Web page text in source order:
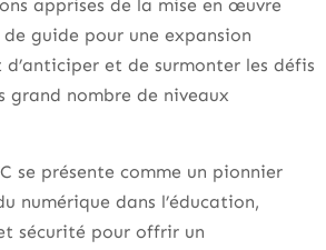
apprises de la mise en œuvre
guide pour une expansion
d’anticiper et de surmonter les défis
grand nombre de niveaux
se présente comme un pionnier
numérique dans l’éducation,
sécurité pour offrir un